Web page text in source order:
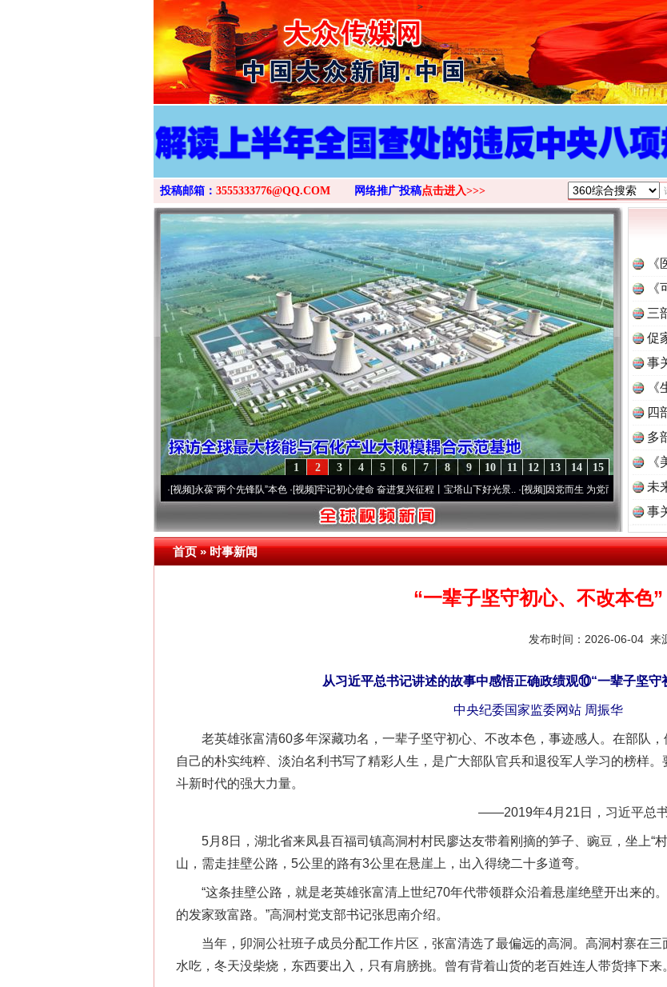
>
投稿邮箱： 3555333776@QQ.COM 网络推广投稿点击进入>>>
15
14
13
12
11
10
9
8
7
6
5
4
3
2
1
永葆“两个先锋队”本色·[视频]牢记初心使命 奋进复兴征程丨宝塔山下好光景..·[视频]因党而生 为党而战——百年“纪”事⑧加
三
促
事
读
四
多
未
事
首页»时事新闻
“一辈子坚守初心、不改本色”
发布时间：2026-06-04 来
从习近平总书记讲述的故事中感悟正确政绩观⑩“一辈子坚守
中央纪委国家监委网站 周振华
老英雄张富清60多年深藏功名，一辈子坚守初心、不改本色，事迹感人。在部队，
自己的朴实纯粹、淡泊名利书写了精彩人生，是广大部队官兵和退役军人学习的榜样
斗新时代的强大力量。
——2019年4月21日，习近平总书
5月8日，湖北省来凤县百福司镇高洞村村民廖达友带着刚摘的笋子、豌豆，坐上“
山，需走挂壁公路，5公里的路有3公里在悬崖上，出入得绕二十多道弯。
“这条挂壁公路，就是老英雄张富清上世纪70年代带领群众沿着悬崖绝壁开出来的
的发家致富路。”高洞村党支部书记张思南介绍。
当年，卯洞公社班子成员分配工作片区，张富清选了最偏远的高洞。高洞村寨在三
水吃，冬天没柴烧，东西要出入，只有肩膀挑。曾有背着山货的老百姓连人带货摔下来